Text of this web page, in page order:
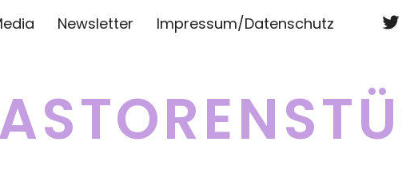
Newsletter Impressum/Datenschutz